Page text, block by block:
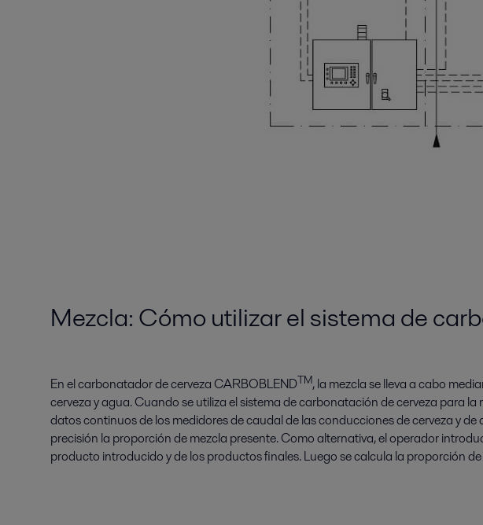
Mezcla: Cómo utilizar el sistema de
En el carbonatador de cerveza CARBOBLENDTM, la mezcla se lleva a cabo
cerveza y agua. Cuando se utiliza el sistema de carbonatación de cerveza para
datos continuos de los medidores de caudal de las conducciones de cerveza y
precisión la proporción de mezcla presente. Como alternativa, el operador
producto introducido y de los productos finales. Luego se calcula la proporción